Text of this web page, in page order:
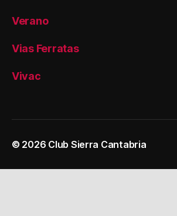
Verano
Vias Ferratas
Vivac
© 2026 Club Sierra Cantabria